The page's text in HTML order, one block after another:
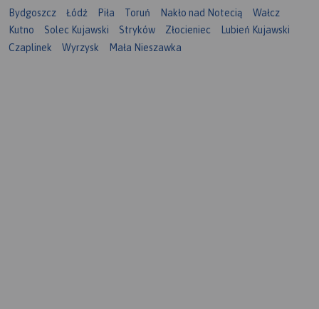
Bydgoszcz Łódź Piła Toruń Nakło nad Notecią
Wałcz
Kutno
Solec Kujawski Stryków Złocieniec
Lubień Kujawski
Czaplinek
Wyrzysk Mała Nieszawka